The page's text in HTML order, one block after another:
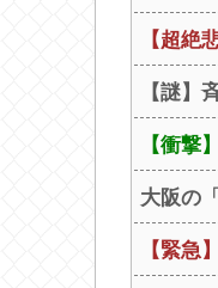
【超絶
【謎】
【衝撃
大阪の
【緊急